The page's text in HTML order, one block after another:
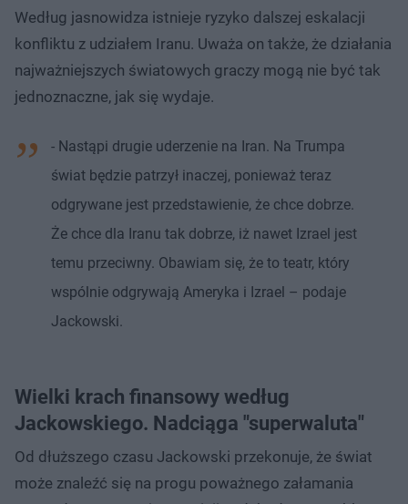
Według jasnowidza istnieje ryzyko dalszej eskalacji
konfliktu z udziałem Iranu. Uważa on także, że działania
najważniejszych światowych graczy mogą nie być tak
jednoznaczne, jak się wydaje.
- Nastąpi drugie uderzenie na Iran. Na Trumpa
świat będzie patrzył inaczej, ponieważ teraz
odgrywane jest przedstawienie, że chce dobrze.
Że chce dla Iranu tak dobrze, iż nawet Izrael jest
temu przeciwny. Obawiam się, że to teatr, który
wspólnie odgrywają Ameryka i Izrael – podaje
Jackowski.
Wielki krach finansowy według
Jackowskiego. Nadciąga "superwaluta"
Od dłuższego czasu Jackowski przekonuje, że świat
może znaleźć się na progu poważnego załamania